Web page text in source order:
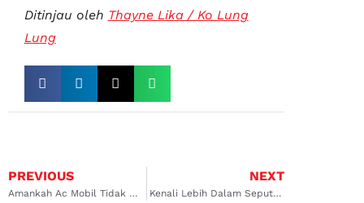
Ditinjau oleh Thayne Lika / Ko Lung
Lung
PREVIOUS
Amankah Ac Mobil Tidak Dimatikan Saat Mobil Mati?
NEXT
Kenali Lebih Dalam Seputar Emisi Gas Buang